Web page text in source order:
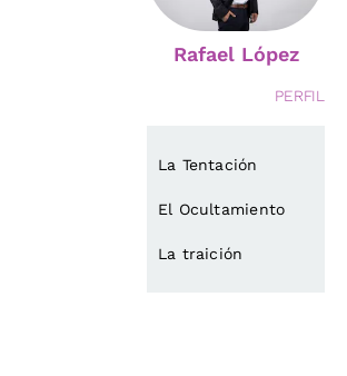
Rafael López
PERFIL
La Tentación
El Ocultamiento
La traición